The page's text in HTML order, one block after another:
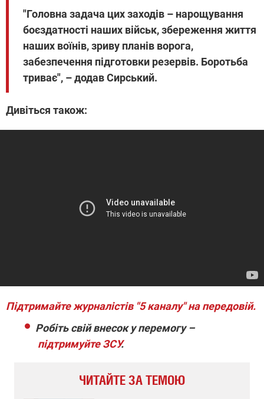
"Головна задача цих заходів – нарощування
боєздатності наших військ, збереження життя
наших воїнів, зриву планів ворога,
забезпечення підготовки резервів. Боротьба
триває", – додав Сирський.
Дивіться також:
Підтримайте журналістів "5 каналу" на передовій.
Робіть свій внесок у перемогу –
підтримуйте ЗСУ.
ЧИТАЙТЕ ЗА ТЕМОЮ